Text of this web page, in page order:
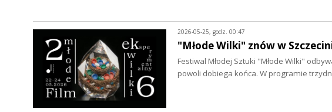
2026-05-25, godz. 00:47
"Młode Wilki" znów w
Festiwal Młodej Sztuki "Młode Wilki"
powoli dobiega końca. W programie